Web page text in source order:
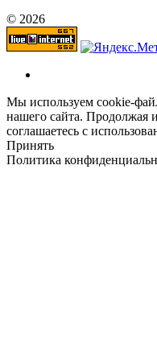
© 2026
Мы используем cookie-
нашего сайта. Продолжая
соглашаетесь с
Принять
Политика